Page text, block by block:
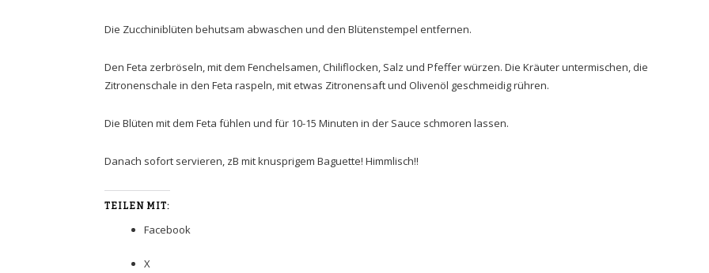
Die Zucchiniblüten behutsam abwaschen und den Blütenstempel entfernen.
Den Feta zerbröseln, mit dem Fenchelsamen, Chiliflocken, Salz und Pfeffer würzen. Die Kräuter untermischen, die
Zitronenschale in den Feta raspeln, mit etwas Zitronensaft und Olivenöl geschmeidig rühren.
Die Blüten mit dem Feta fühlen und für 10-15 Minuten in der Sauce schmoren lassen.
Danach sofort servieren, zB mit knusprigem Baguette! Himmlisch!!
TEILEN MIT:
Facebook
X